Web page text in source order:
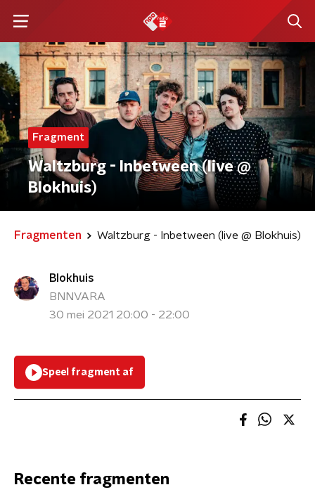
Fragment
Waltzburg - Inbetween (live @
Blokhuis)
Fragmenten Waltzburg - Inbetween (live @ Blokhuis)
Blokhuis
BNNVARA
30 mei 2021 20:00 - 22:00
Speel fragment af
Recente fragmenten